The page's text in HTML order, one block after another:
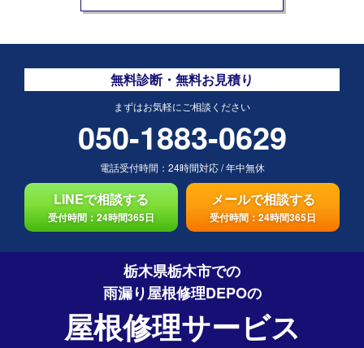
無料診断・無料お見積り
まずはお気軽にご相談ください
050-1883-0629
電話受付時間： 24時間対応/年中無休
LINEで相談する
受付時間：24時間365日
メールで相談する
受付時間：24時間365日
栃木県栃木市での
雨漏り屋根修理DEPOの
屋根修理サービス